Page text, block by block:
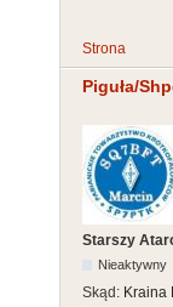
Strona
Piguła/
Starszy
Nieaktywny
Skąd: Kraina